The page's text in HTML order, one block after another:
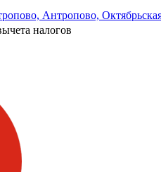
Антропово,
налогов